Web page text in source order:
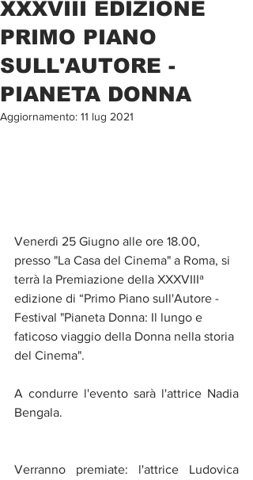
XXXVIII EDIZIONE
PRIMO PIANO
SULL'AUTORE -
PIANETA DONNA
Aggiornamento: 11 lug 2021
Venerdì 25 Giugno alle ore 18.00,
presso "La Casa del Cinema" a Roma, si
terrà la Premiazione della​ XXXVIIIª
edizione di “Primo Piano sull'Autore -
Festival "Pianeta Donna: Il lungo e
faticoso viaggio della​ Donna nella storia
del Cinema".
A condurre l'evento sarà l'attrice Nadia
Bengala.
Verranno premiate: l'attrice Ludovica